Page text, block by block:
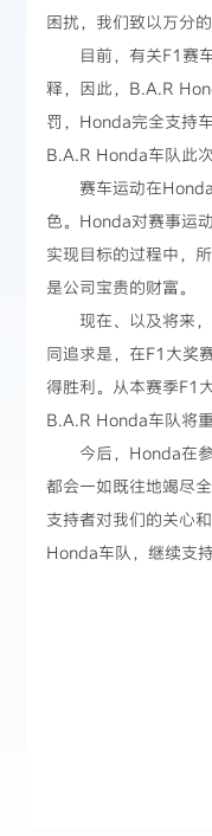
困扰，我们致以万分
目前，有关F1赛车
释，因此，B.A.R
罚，Honda完全支持
B.A.R Honda车队此
赛车运动在Honda
色。Honda对赛事运
实现目标的过程中，
是公司宝贵的财富。
现在、以及将来，
同追求是，在F1大奖
得胜利。从本赛季F1
B.A.R Honda车队将
今后，Honda在参
都会一如既往地竭尽
支持者对我们的关心
Honda车队，继续支